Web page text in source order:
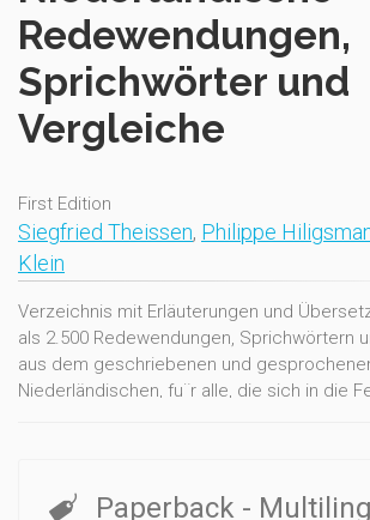
Redewendungen,
Sprichwörter und
Vergleiche
First Edition
Siegfried Theissen, Philippe
Klein
Verzeichnis mit Erläuterungen und
als 2.500 Redewendungen, Sprichwörtern
aus dem geschriebenen und
Niederländischen, fu¨r alle, die sich in die
Schwierigkeit. Übungen zu den Niveaus 1
Paperback -